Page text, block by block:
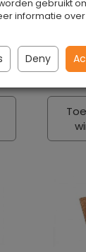
gebruikt
informatie
Deny